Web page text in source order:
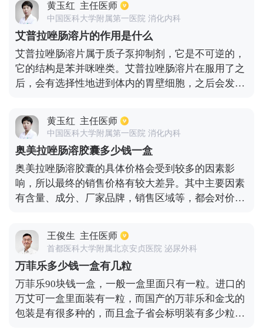
黄玉红 主任医师
中国医科大学附属第一医院 消化内科
艾普拉唑肠溶片的作用是什么
艾普拉唑肠溶片属于质子泵抑制剂，它是不可逆的，
它的结构是苯并咪唑类。艾普拉唑肠溶片在服用了之
后，会有选择性地进到体内的胃壁细胞，之后会发生
与钾离子、氢离子等共同作用，形成二硫键共价结
合，会抑制胃酸的分泌，所以在临床上经常使用艾普
拉唑肠溶片来治疗十二指肠溃疡。
黄玉红 主任医师
中国医科大学附属第一医院 消化内科
奥美拉唑肠溶胶囊多少钱一盒
奥美拉唑肠溶胶囊的具体价格会受到较多的因素影
响，所以最终的销售价格有较大差异。其中主要因素
有含量、成分、厂家品牌，销售区域等，都会对价格
最低的价格可能为3、5元，而高的价格可能达到200
元左右。本药为质子泵抑制剂类药物。主要用于治疗
消化性溃疡和抑制胃酸分泌过多，对于十二指肠溃疡
和反流性的食管炎，以及胃溃疡，应急性溃疡等这类
疾病，有较为不错的疗效。
王俊生 主任医师
首都医科大学附属北京安贞医院 泌尿外科
万菲乐多少钱一盒有几粒
万菲乐90块钱一盒，一般一盒里面只有一粒。进口的
万艾可一盒里面装有一粒，而国产的万菲乐和金戈的
包装是有很多种的，而且盒子省会标明装有多少粒，